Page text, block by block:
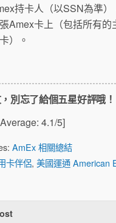
持卡人（以SSN為準
Amex卡上（包括所有的
）。
別忘了給個五星好評哦！
Average: 4.1/5]
AmEx 相關總結
卡伴侶, 美國運通 American